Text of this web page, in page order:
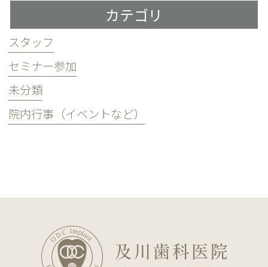
カテゴリ
スタッフ
セミナー参加
未分類
院内行事（イベントなど）